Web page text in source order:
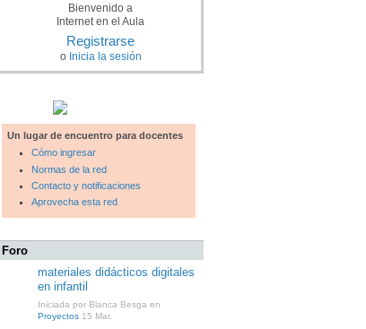
Bienvenido a
Internet en el Aula
Registrarse
o Inicia la sesión
Un lugar de encuentro para docentes
Cómo ingresar
Normas de la red
Contacto y notificaciones
Aprovecha esta red
Foro
materiales didácticos digitales
en infantil
Iniciada por Blanca Besga en
Proyectos 15 Mar.